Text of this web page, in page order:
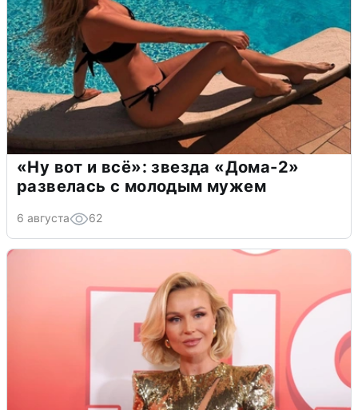
«Ну вот и всё»: звезда «Дома-2»
развелась с молодым мужем
6 августа 62